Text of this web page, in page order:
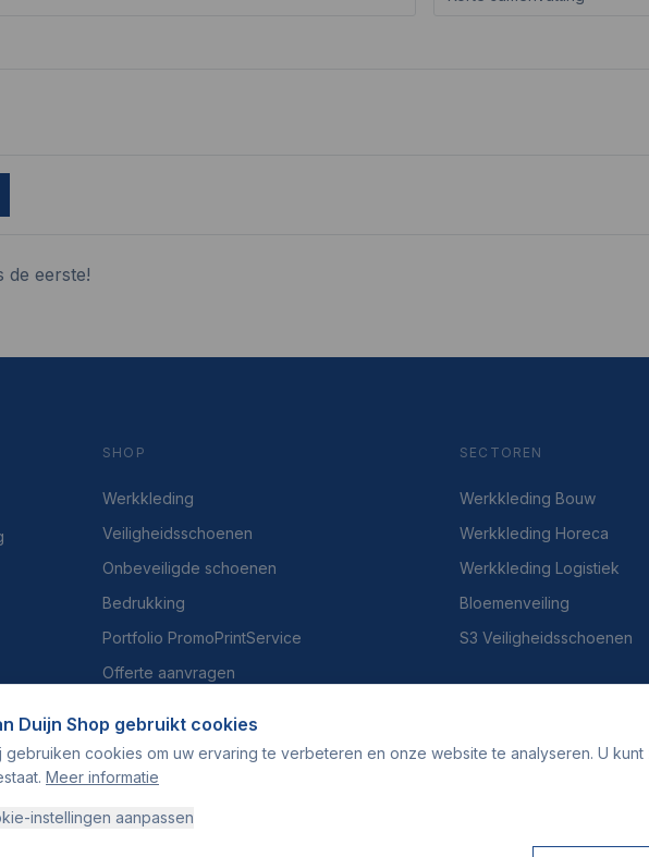
de eerste!
SHOP
Werkkleding
Veiligheidsschoenen
Onbeveiligde schoenen
Bedrukking
Portfolio PromoPrintService
Offerte aanvragen
SECTOREN
Werkkleding Bouw
Werkkleding Horeca
Werkkleding Logistiek
Bloemenveiling
S3 Veiligheidsschoenen
Duijn Shop gebruikt cookies
gebruiken cookies om uw ervaring te verbeteren en onze website te analyseren. U
Meer informatie
instellingen aanpassen